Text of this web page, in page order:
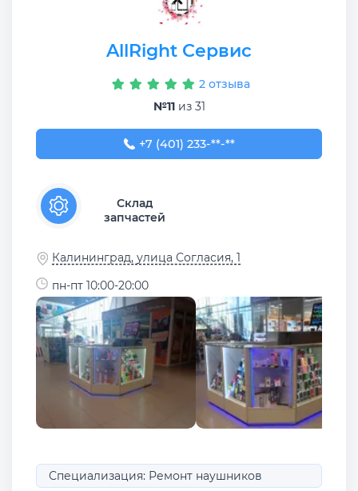
AllRight Сервис
2 отзыва
№11из 31
+7 (401) 233-66-86
+7 (401) 233-**-**
Склад
запчастей
Калининград, улица Согласия, 1
пн-пт 10:00-20:00
Специализация: Ремонт наушников